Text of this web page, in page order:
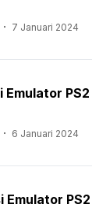
7 Januari 2024
Emulator
6 Januari 2024
Emulator